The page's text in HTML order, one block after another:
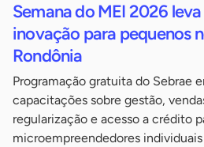
Semana do MEI 2026
inovação para pequenos
Rondônia
Programação gratuita do Sebrae
capacitações sobre gestão,
regularização e acesso a crédito
microempreendedores individuais